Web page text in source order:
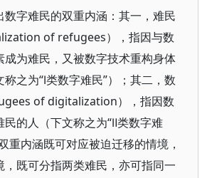
数字难民的双重内涵：其一，难民
of refugees），指因与数
成为难民，又被数字技术重构身体
之为“Ⅰ类数字难民”）；其二，数
of digitalization），指因数
的人（下文称之为“Ⅱ类数字难
重内涵既可对应被迫迁移的情境，
，既可分指两类难民，亦可指同一